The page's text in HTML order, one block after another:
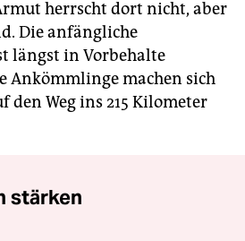
herrscht dort nicht, aber
Die anfängliche
längst in Vorbehalte
Ankömmlinge machen sich
den Weg ins 215 Kilometer
stärken